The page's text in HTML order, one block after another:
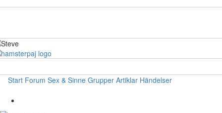
Start Forum Sex & Sinne Grupper Artiklar Händelser